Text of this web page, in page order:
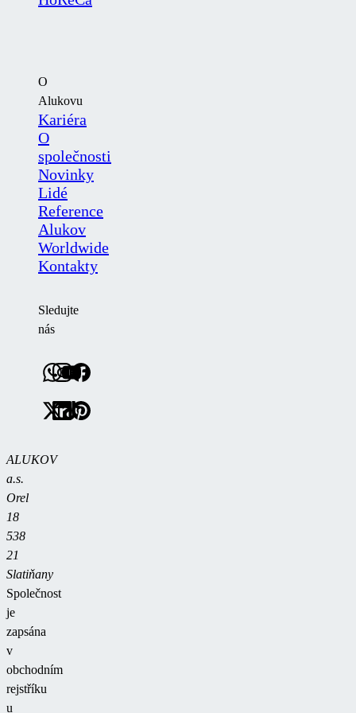
O
Alukovu
Kariéra
O
společnosti
Novinky
Lidé
Reference
Alukov
Worldwide
Kontakty
Sledujte
nás
ALUKOV
a.s.
Orel
18
538
21
Slatiňany
Společnost
je
zapsána
v
obchodním
rejstříku
u